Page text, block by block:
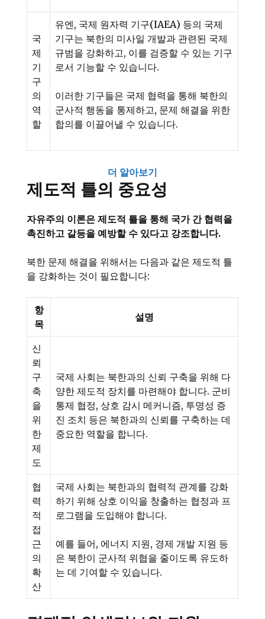
국
제
기
구
의
역
할
유엔, 국제 원자력 기구(IAEA) 등의 국제
기구는 북한의 미사일 개발과 관련된 국제
규범을 강화하고, 이를 검증할 수 있는 기구
로서 기능할 수 있습니다.
이러한 기구들은 국제 협력을 통해 북한의
군사적 행동을 통제하고, 문제 해결을 위한
합의를 이끌어낼 수 있습니다.
더 알아보기
제도적 틀의 중요성
자유주의 이론은 제도적 틀을 통해 국가 간 협력을
촉진하고 갈등을 예방할 수 있다고 강조합니다.
북한 문제 해결을 위해서는 다음과 같은 제도적 틀
을 강화하는 것이 필요합니다:
항
목
설명
신
뢰
구
축
을
위
한
제
도
국제 사회는 북한과의 신뢰 구축을 위해 다
양한 제도적 장치를 마련해야 합니다. 군비
통제 협정, 상호 감시 메커니즘, 투명성 증
진 조치 등은 북한과의 신뢰를 구축하는 데
중요한 역할을 합니다.
협
력
적
접
근
의
확
산
국제 사회는 북한과의 협력적 관계를 강화
하기 위해 상호 이익을 창출하는 협정과 프
로그램을 도입해야 합니다.
예를 들어, 에너지 지원, 경제 개발 지원 등
은 북한이 군사적 위협을 줄이도록 유도하
는 데 기여할 수 있습니다.